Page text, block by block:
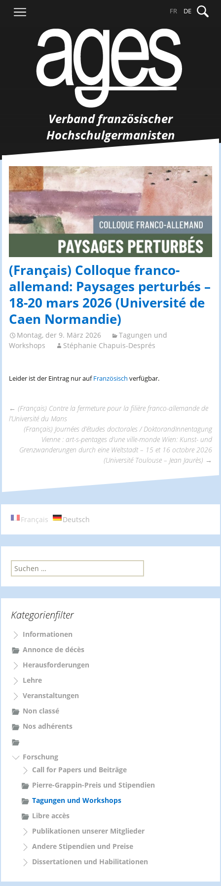
Inhalt
nach:
FR DE
Verband französischer
Hochschulgermanisten
(Français) Colloque franco-
allemand: Paysages perturbés –
18-20 mars 2026 (Université de
Caen Normandie)
Montag, der 9. März 2026
Tagungen und
Workshops
Stéphanie Chapuis-Després
Leider ist der Eintrag nur aufFranzösisch verfügbar.
Beitrags-
Navigation
← (Français) Contre la fermeture pour la filière franco-allemande de
l’Université du Mans
(Français) Journées d’études doctorales / DoktorandInnentagung
Vienne : art-s-pentages d’une ville-monde Wien: Kunst- und
Grenzwanderungen durch eine Weltstadt – 15 et 16 octobre 2026
(Université Toulouse – Jean Jaurès) →
Français Deutsch
S
u
n
a
h
Kategorienfilter
Informationen
Annonce de décès
Herausforderungen
Lehre
Veranstaltungen
Non classé
Nos adhérents
Forschung
Call for Papers und Beiträge
Pierre-Grappin-Preis und Stipendien
Tagungen und Workshops
Libre accès
Publikationen unserer Mitglieder
Andere Stipendien und Preise
Dissertationen und Habilitationen